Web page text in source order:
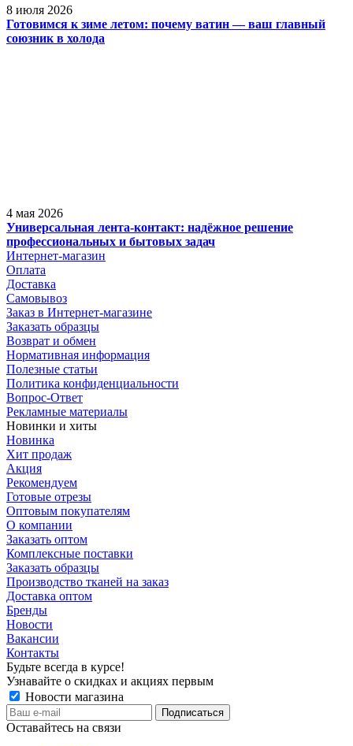
8 июля 2026
Готовимся к зиме летом: почему ватин — ваш главный
союзник в холода
4 мая 2026
Универсальная лента-контакт: надёжное решение
профессиональных и бытовых задач
Интернет-магазин
Оплата
Доставка
Самовывоз
Заказ в Интернет-магазине
Заказать образцы
Возврат и обмен
Нормативная информация
Полезные статьи
Политика конфиденциальности
Вопрос-Ответ
Рекламные материалы
Новинки и хиты
Новинка
Хит продаж
Акция
Рекомендуем
Готовые отрезы
Оптовым покупателям
О компании
Заказать оптом
Комплексные поставки
Заказать образцы
Производство тканей на заказ
Доставка оптом
Бренды
Новости
Вакансии
Контакты
Будьте всегда в курсе!
Узнавайте о скидках и акциях первым
Новости магазина
Оставайтесь на связи